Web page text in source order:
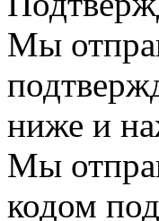
Мы
ниже и
Мы
кодом